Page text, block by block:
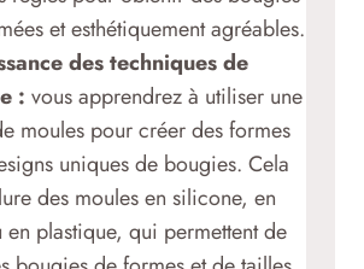
et esthétiquement agréables.
destechniques de
: vous apprendrez à utiliser une
moules pour créer des formes
uniques de bougies. Cela
des moules en silicone, en
en plastique, qui permettent de